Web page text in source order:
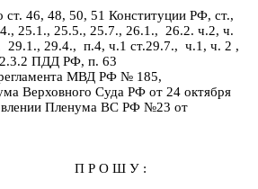
46, 48, 50, 51 Конституции РФ, ст.,
25.1., 25.5., 25.7., 26.1., 26.2. ч.2, ч.
29.1., 29.4., п.4, ч.1 ст.29.7., ч.1, ч. 2 ,
ПДД РФ, п. 63
МВД РФ № 185,
Верховного Суда РФ от 24 октября
Пленума ВС РФ №23 от
Ш У :